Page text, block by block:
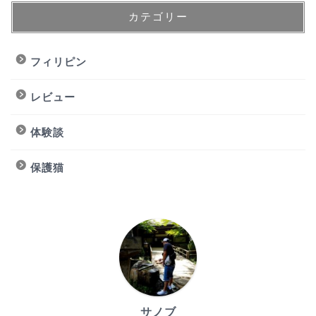
カテゴリー
フィリピン
レビュー
体験談
保護猫
サノブ